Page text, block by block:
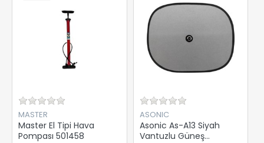
MASTER
Master El Tipi Hava
Pompası 501458
ASONIC
Asonic As-A13 Siyah
Vantuzlu Güneş